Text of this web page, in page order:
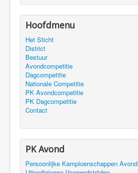
Hoofdmenu
Het Sticht
District
Bestuur
Avondcompetitie
Dagcompetitie
Nationale Competitie
PK Avondcompetitie
PK Dagcompetitie
Contact
PK Avond
Persoonlijke Kampioenschappen Avond